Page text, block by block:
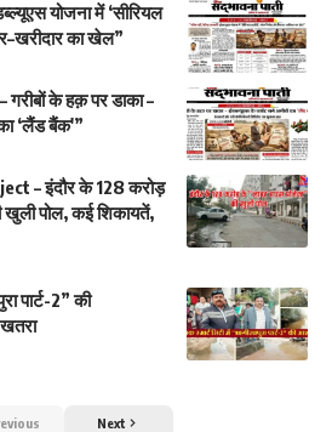
योजना में ‘सीरियल
का खेल”
गरीबों के हक़ पर डाका –
‘लैंड बैंक'”
– इंदौर के 128 करोड़
पोल, कई शिकायतें,
पार्ट-2” की
Next